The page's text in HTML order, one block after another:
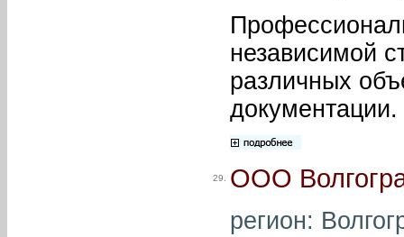
независимой
различных
документации.
29. ООО
регион: